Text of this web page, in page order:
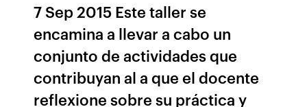
7 Sep 2015 Este taller se
encamina a llevar a cabo un
conjunto de actividades que
contribuyan al a que el docente
reflexione sobre su práctica y